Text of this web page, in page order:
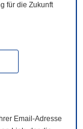
für die Zukunft
Email-Adresse